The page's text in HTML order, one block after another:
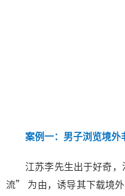
案例一：男子浏览境外
江苏李先生出于好奇
流” 为由，诱导其下载境